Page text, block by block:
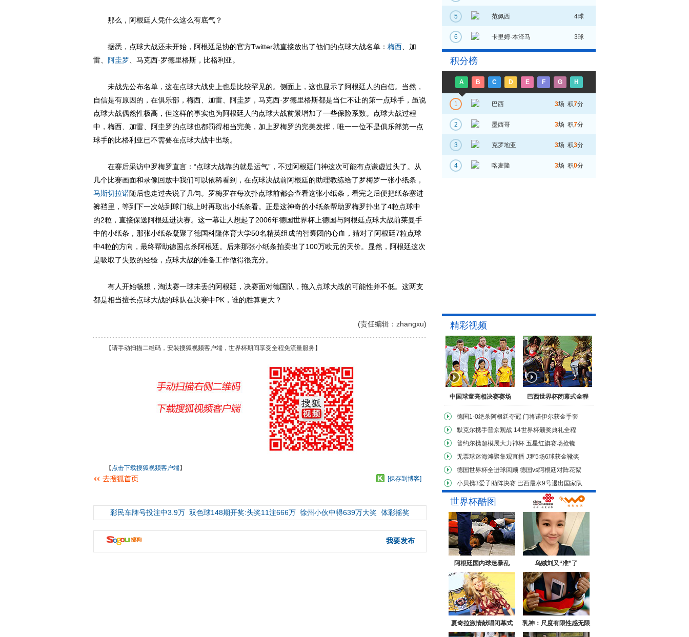
那么，阿根廷人凭什么这么有底气？
据悉，点球大战还未开始，阿根廷足协的官方Twitter就直接放出了他们的点球大战名单： 梅西 、加
雷、
阿圭罗 、马克西·罗德里格斯，比格利亚。
未战先公布名单，这在点球大战史上也是比较罕见的。侧面上，这也显示了阿根廷人的自信。当然，
自信是有原因的，在俱乐部，梅西、加雷、阿圭罗，马克西·罗德里格斯都是当仁不让的第一点球手，虽说
点球大战偶然性极高，但这样的事实也为阿根廷人的点球大战前景增加了一些保险系数。点球大战过程
中，梅西、加雷、阿圭罗的点球也都罚得相当完美，加上罗梅罗的完美发挥，唯一一位不是俱乐部第一点
球手的比格利亚已不需要在点球大战中出场。
在赛后采访中罗梅罗直言：“点球大战靠的就是运气”，不过阿根廷门神这次可能有点谦虚过头了。从
几个比赛画面和录像回放中我们可以依稀看到，在点球决战前阿根廷的助理教练给了罗梅罗一张小纸条，
马斯切拉诺随后也走过去说了几句。罗梅罗在每次扑点球前都会查看这张小纸条，看完之后便把纸条塞进
裤裆里，等到下一次站到球门线上时再取出小纸条看。正是这神奇的小纸条帮助罗梅罗扑出了4粒点球中
的2粒，直接保送阿根廷进决赛。这一幕让人想起了2006年德国世界杯上德国与阿根廷点球大战前莱曼手
中的小纸条，那张小纸条凝聚了德国科隆体育大学50名精英组成的智囊团的心血，猜对了阿根廷7粒点球
中4粒的方向，最终帮助德国点杀阿根廷。后来那张小纸条拍卖出了100万欧元的天价。显然，阿根廷这次
是吸取了失败的经验，点球大战的准备工作做得很充分。
有人开始畅想，淘汰赛一球未丢的阿根廷，决赛面对德国队，拖入点球大战的可能性并不低。这两支
都是相当擅长点球大战的球队在决赛中PK，谁的胜算更大？
(责任编辑：zhangxu)
【请手动扫描二维码，安装搜狐视频客户端，世界杯期间享受全程免流量服务】
【 点击下载搜狐视频客户端】
[保存到博客]
彩民车牌号投注中3.9万 双色球148期开奖:头奖11注666万 徐州小伙中得639万大奖 体彩摇奖
我要发布
5 范佩西 4球
6 卡里姆·本泽马 3球
积分榜
A B C D E F G H
1 巴西 3场 积7分
2 墨西哥 3场 积7分
3 克罗地亚 3场 积3分
4 喀麦隆 3场 积0分
精彩视频
中国球童亮相决赛赛场 巴西世界杯闭幕式全程
德国1-0绝杀阿根廷夺冠 门将诺伊尔获金手套
默克尔携手普京观战 14世界杯颁奖典礼全程
普约尔携超模展大力神杯 五星红旗赛场抢镜
无票球迷海滩聚集观直播 J罗5场6球获金靴奖
德国世界杯全进球回顾 德国vs阿根廷对阵花絮
小贝携3爱子助阵决赛 巴西最水9号退出国家队
世界杯酷图
阿根廷国内球迷暴乱 乌贼刘又“准”了
夏奇拉激情献唱闭幕式 乳神：尺度有限性感无限